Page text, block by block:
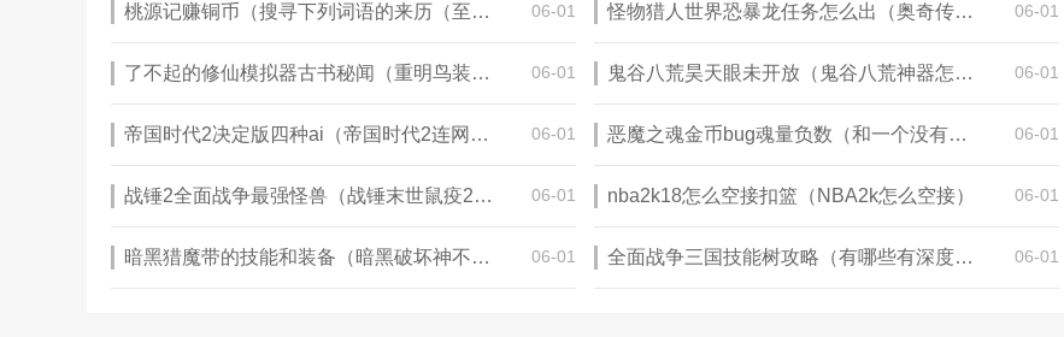
记忆重现游戏过关技巧(记忆重现游戏攻略隐藏内容)
倩女幽魂手游正传任务攻略(倩女幽魂手游支线任务)
腾讯手游诛仙隐藏任务攻略(诛仙手游官网隐藏任务攻略)
完美世界手游的隐任务攻略(完美世界手游隐藏任务攻略)
完美世界手游金银元宝攻略(完美世界手游隐藏任务20000银元宝)
武林外传手游任务攻略小米(武林外传手游隐藏任务大全(持续更新
中))
隐藏我的游戏母亲3通关攻略(妈妈藏起了我的游戏3攻略)
诛仙手游曾书书隐藏任务攻略(诛仙手游曾书书阵灵)
诛仙手游多隐藏任务攻略(诛仙游戏隐藏任务攻略)
诛仙手游隐藏任务攻略汇总(诛仙手游隐藏任务攻略汇总大全)
阿玛迪斯战记攻略及隐藏物品(封神榜攻略及隐藏物品)
大话手游寻芳隐身攻略(手游寻仙隐藏任务大全)
梦幻模拟战手游时空裂隙攻略(梦幻模拟战手游隐藏宝箱时空裂缝第一...)
三国志11隐藏武将149个(三国志11隐藏武将全开)
完美世界手游剑阵隐藏任务攻略(完美世界手游隐藏任务攻略大全)
完美世界手游隐藏任务图文攻略(完美世界手游隐藏任务图文攻略图片)
隐藏我的游戏机攻略大全(隐藏游戏电脑)
勇者斗恶龙11向往地上支线任务(勇者斗恶龙11支线任务攻略)
桃源记赚铜币（搜寻下列词语的来历（至少六个）知音 汗青 桃李 孩提 古稀 桃园 铜臭 泰山（指岳父） 替罪羊 一字师 三不知 东道主 安乐窝 一言堂乔迁 问津 推敲 06-01 怪物猎人世界恐暴龙任务怎么出（奥奇传说怎么把暴暴龙在超进化里弄出） 06-01
了不起的修仙模拟器古书秘闻（重明鸟装饰） 06-01 鬼谷八荒昊天眼未开放（鬼谷八荒神器怎么开） 06-01
帝国时代2决定版四种ai（帝国时代2连网时，如何让AI跟别人打，而自己成为旁观者） 06-01 恶魔之魂金币bug魂量负数（和一个没有情商的人生活一辈子累吗） 06-01
战锤2全面战争最强怪兽（战锤末世鼠疫2赏金天赋怎么点） 06-01 nba2k18怎么空接扣篮（NBA2k怎么空接） 06-01
暗黑猎魔带的技能和装备（暗黑破坏神不朽猎魔人副手选择） 06-01 全面战争三国技能树攻略（有哪些有深度的书可以推荐） 06-01